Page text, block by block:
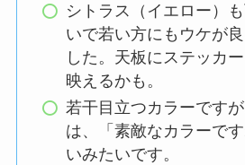
シトラス（イエロー）
いで若い方にもウケが
した。天板にステッカ
映えるかも。
若干目立つカラーです
は、「素敵なカラーで
いみたいです。